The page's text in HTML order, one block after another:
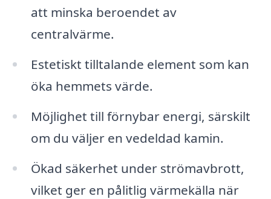
att minska beroendet av
centralvärme.
Estetiskt tilltalande element som kan
öka hemmets värde.
Möjlighet till förnybar energi, särskilt
om du väljer en vedeldad kamin.
Ökad säkerhet under strömavbrott,
vilket ger en pålitlig värmekälla när